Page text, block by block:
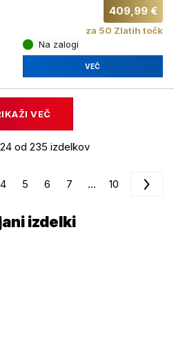
409,99 €
za 50 Zlatih točk
Na zalogi
VEČ
VEČ
od 235 izdelkov
4 5 6 7 ... 10
izdelki